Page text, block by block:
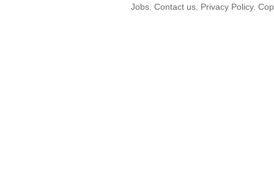
Jobs. Contact us. Privacy Policy.